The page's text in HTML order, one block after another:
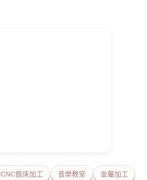
CNC銑床加工 音樂教室 金屬加工